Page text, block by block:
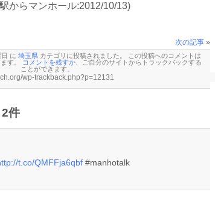
からマンホール:2012/10/13)
次の記事 »
に 埼玉県 カテゴリに投稿されました。 この投稿へのコメントは
す。 コメントを残すか 、ご自分のサイトから トラックバックする
ことができます。
件
t.co/QMFFja6qbf #manhotalk